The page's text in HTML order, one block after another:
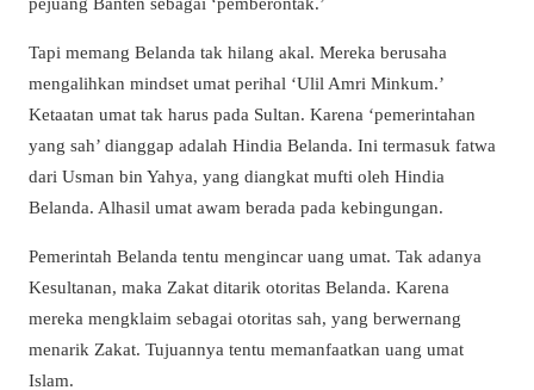
Tapi memang Belanda tak hilang akal. Mereka berusaha
mengalihkan mindset umat perihal ‘Ulil Amri Minkum.’
Ketaatan umat tak harus pada Sultan. Karena ‘pemerintahan
yang sah’ dianggap adalah Hindia Belanda. Ini termasuk fatwa
dari Usman bin Yahya, yang diangkat mufti oleh Hindia
Belanda. Alhasil umat awam berada pada kebingungan.
Pemerintah Belanda tentu mengincar uang umat. Tak adanya
Kesultanan, maka Zakat ditarik otoritas Belanda. Karena
mereka mengklaim sebagai otoritas sah, yang berwernang
menarik Zakat. Tujuannya tentu memanfaatkan uang umat
Islam.